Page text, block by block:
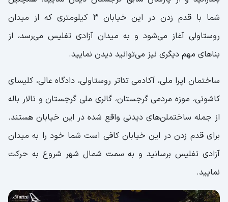
شما با قدم زدن در این خیابان 3 کیلومتری که از میدان
روستاولی آغاز می‌شود و به میدان آزادی تفلیس می‌رسد، از
بناهای مهم دیگری نیز می‌توانید دیدن نمایید.
ساختمان اپرا ملی، آکادمی تئاتر روستاولی، دادگاه عالی، کلیسای
کاشوتی، موزه مردمی گرجستان، گالری ملی گرجستان و تالار باله
از جمله ساختملن‌های دیدنی واقع شده در این خیابان هستند.
برای قدم زدن در این خیابان کافی است شما خود را به میدان
آزادی تفلیس برسانید و به سمت شمال شهر شروع به حرکت
نمایید.